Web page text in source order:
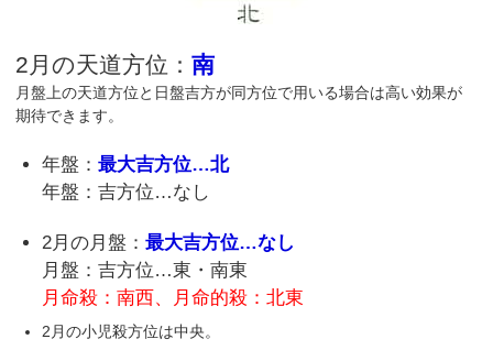
2月の天道方位：南
月盤上の天道方位と日盤吉方が同方位で用いる場合は高い効果が
期待できます。
年盤：最大吉方位…北
年盤：吉方位…なし
2月の月盤：最大吉方位…なし
月盤：吉方位…東・南東
月命殺：南西、月命的殺：北東
2月の小児殺方位は中央。